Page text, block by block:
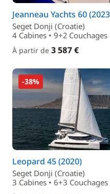
Jeanneau Yachts 60
Seget Donji (Croatie)
4 Cabines • 9+2 Couchages
À partir de 3 587 €
-38%
Leopard 45 (2020)
Seget Donji (Croatie)
3 Cabines • 6+3